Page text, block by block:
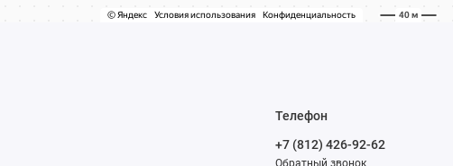
Телефон
+7 (812) 426-92-62
Обратный звонок